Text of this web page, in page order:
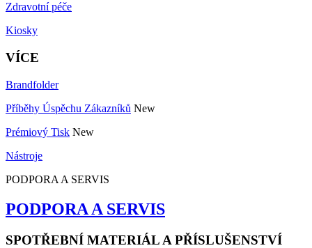
Zdravotní péče
Kiosky
VÍCE
Brandfolder
Příběhy Úspěchu Zákazníků New
Prémiový Tisk New
Nástroje
PODPORA A SERVIS
PODPORA A SERVIS
SPOTŘEBNÍ MATERIÁL A PŘÍSLUŠENSTVÍ